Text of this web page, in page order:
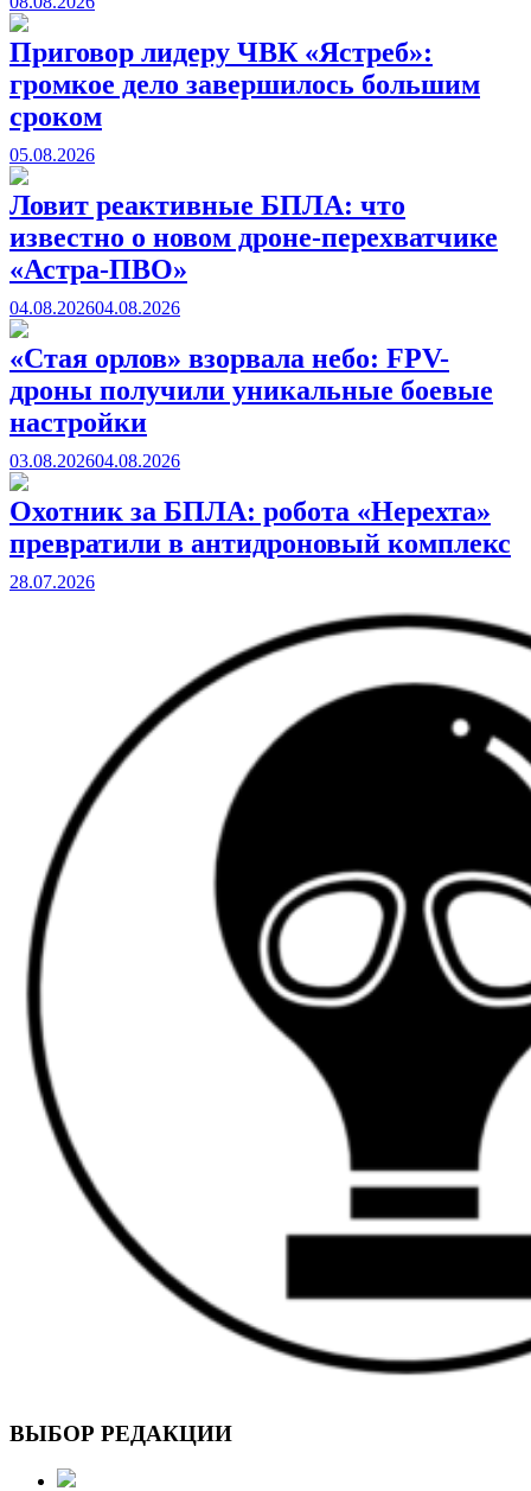
Приговор лидеру ЧВК «Ястреб»:
громкое дело завершилось большим
сроком
05.08.2026
Ловит реактивные БПЛА: что
известно о новом дроне-перехватчике
«Астра-ПВО»
04.08.202604.08.2026
«Стая орлов» взорвала небо: FPV-
дроны получили уникальные боевые
настройки
03.08.202604.08.2026
Охотник за БПЛА: робота «Нерехта»
превратили в антидроновый комплекс
28.07.2026
ВОЕННЫЕ СТРАНИЦЫ
СТАТЬИ ВОЕННОЙ ТЕМАТИКИ
ВЫБОР РЕДАКЦИИ